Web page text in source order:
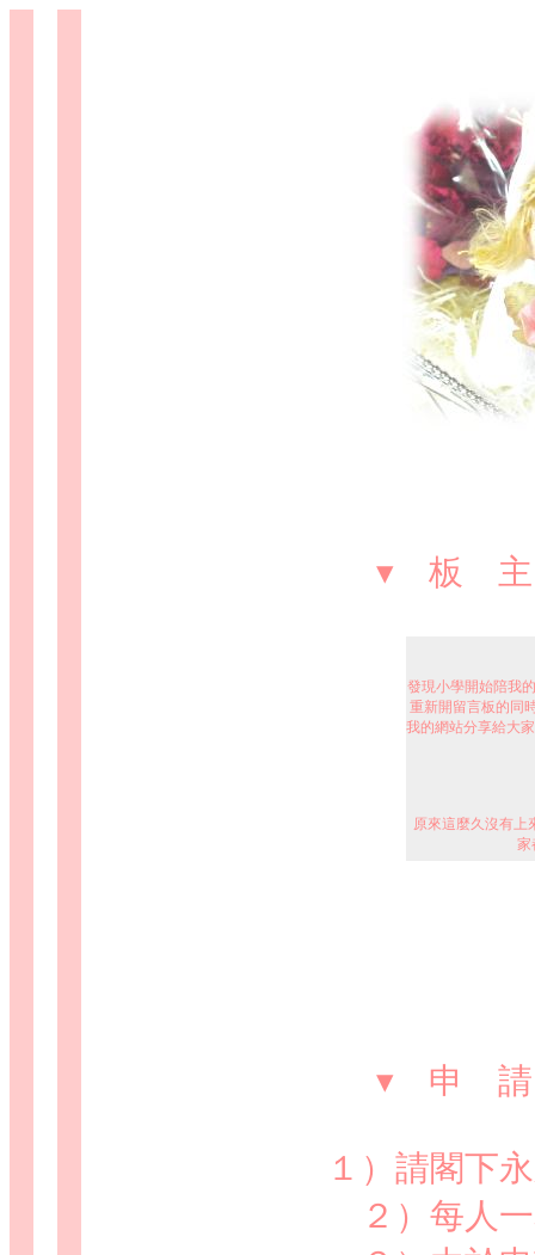
▾ 板
發現小學開始陪我
重新開留言板的同
我的網站分享給大
原來這麼久沒有上
家
很清的版面呢（笑
好看與否都應該轉
!!好驚喜!!竟然真的
新留言板,什致有
未來的日子會結
▾ 申
１）請閣下
２）每人